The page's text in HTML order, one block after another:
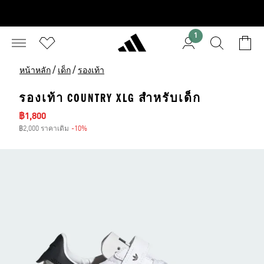
1
หน้าหลัก / เด็ก / รองเท้า
รองเท้า COUNTRY XLG สำหรับเด็ก
ราคาลด
฿1,800
฿2,000 ราคาเดิม -10%